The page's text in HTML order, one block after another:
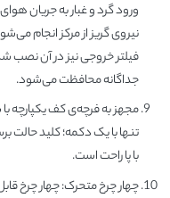
ورود گرد و غبار به جریان
فیلتر خروجی نیز در آن نصب
جداگانه محافظت می‌شود.
مجهز به فرچه‌ی کف یکپارچه
تنها با یک دکمه؛ کلید حالت
با پا راحت است.
چهار چرخ متحرک: چهار چرخ